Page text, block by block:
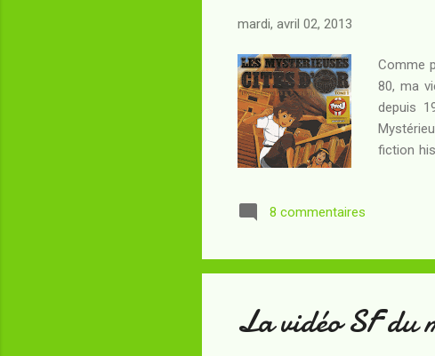
mardi, avril 02, 2013
Comme
80, ma
depuis
fiction
8 commentaires
La vidéo SF du